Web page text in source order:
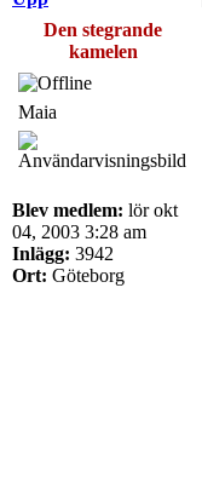
Den stegrande
kamelen
Maia
Blev medlem: lör okt
04, 2003 3:28 am
Inlägg: 3942
Ort: Göteborg